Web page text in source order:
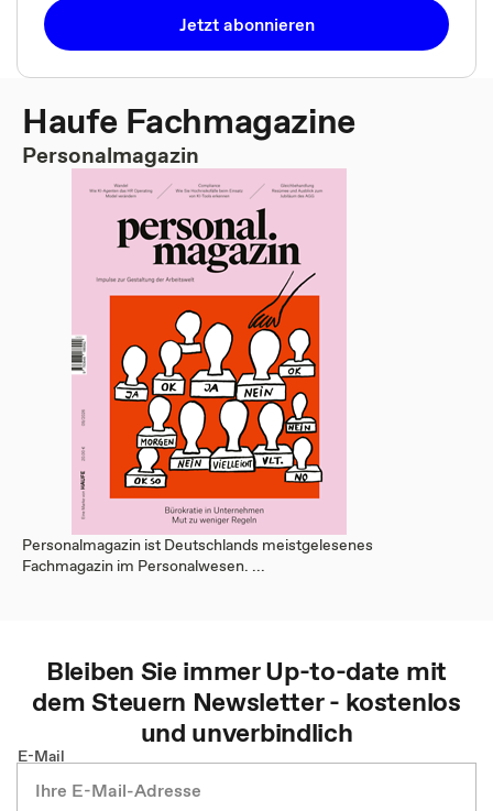
Jetzt abonnieren
Haufe Fachmagazine
Personalmagazin
Personalmagazin ist Deutschlands meistgelesenes
Fachmagazin im Personalwesen. ...
Bleiben Sie immer Up-to-date mit
demSteuern Newsletter - kostenlos
und unverbindlich
E-Mail